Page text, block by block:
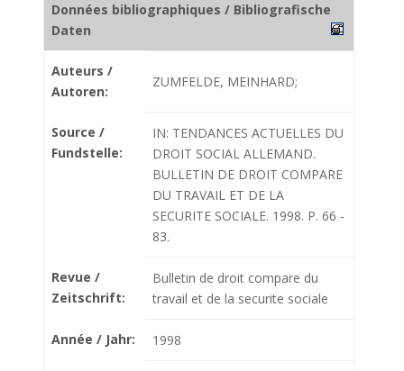
Données bibliographiques / Bibliografische
Daten
Auteurs /
Autoren:
ZUMFELDE, MEINHARD;
Source /
Fundstelle:
IN: TENDANCES ACTUELLES DU
DROIT SOCIAL ALLEMAND.
BULLETIN DE DROIT COMPARE
DU TRAVAIL ET DE LA
SECURITE SOCIALE. 1998. P. 66 -
83.
Revue /
Zeitschrift:
Bulletin de droit compare du
travail et de la securite sociale
Année / Jahr: 1998